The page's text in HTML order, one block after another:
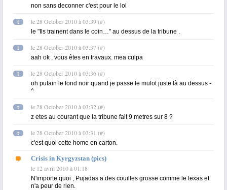
non sans deconner c'est pour le lol
t le 28 October 2010 à 03:39(#)
le "Ils trainent dans le coin…" au dessus de la tribune .
t le 28 October 2010 à 03:37(#)
aah ok , vous êtes en travaux. mea culpa
t le 28 October 2010 à 03:36(#)
oh putain le fond noir quand je passe le mulot juste là au dessus -
^
t le 28 October 2010 à 03:32 (#)
z etes au courant que la tribune fait 9 metres sur 8 ?
t le 28 October 2010 à 03:31 (#)
c'est quoi cette home en carton.
Crisis in Kyrgyzstan (pics)
le 12 avril 2010 à 01:18
N'importe quoi , Pujadas a des couilles grosse comme le texas et
n'a peur de rien.